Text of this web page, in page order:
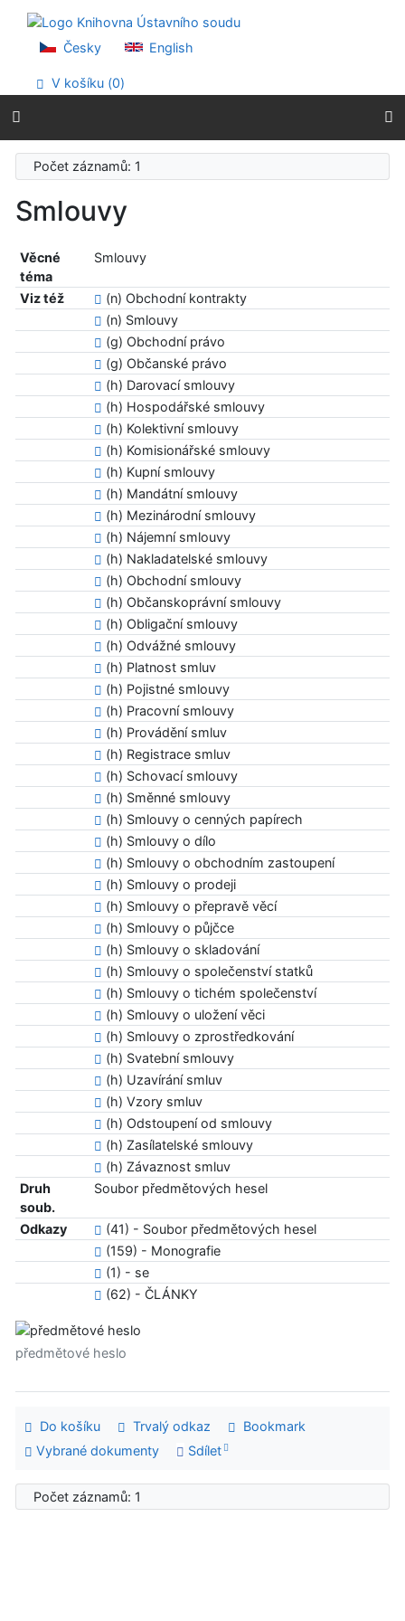
Přejít na menu
Prohlášení o webové přístupnosti
Česky English
V košíku (0)
Počet záznamů: 1
Smlouvy
Věcné
téma
Smlouvy
Viz též
(n) Obchodní kontrakty
(n) Smlouvy
(g) Obchodní právo
(g) Občanské právo
(h) Darovací smlouvy
(h) Hospodářské smlouvy
(h) Kolektivní smlouvy
(h) Komisionářské smlouvy
(h) Kupní smlouvy
(h) Mandátní smlouvy
(h) Mezinárodní smlouvy
(h) Nájemní smlouvy
(h) Nakladatelské smlouvy
(h) Obchodní smlouvy
(h) Občanskoprávní smlouvy
(h) Obligační smlouvy
(h) Odvážné smlouvy
(h) Platnost smluv
(h) Pojistné smlouvy
(h) Pracovní smlouvy
(h) Provádění smluv
(h) Registrace smluv
(h) Schovací smlouvy
(h) Směnné smlouvy
(h) Smlouvy o cenných papírech
(h) Smlouvy o dílo
(h) Smlouvy o obchodním zastoupení
(h) Smlouvy o prodeji
(h) Smlouvy o přepravě věcí
(h) Smlouvy o půjčce
(h) Smlouvy o skladování
(h) Smlouvy o společenství statků
(h) Smlouvy o tichém společenství
(h) Smlouvy o uložení věci
(h) Smlouvy o zprostředkování
(h) Svatební smlouvy
(h) Uzavírání smluv
(h) Vzory smluv
(h) Odstoupení od smlouvy
(h) Zasílatelské smlouvy
(h) Závaznost smluv
Druh
soub.
Soubor předmětových hesel
Odkazy
(41) - Soubor předmětových hesel
(159) - Monografie
(1) - se
(62) - ČLÁNKY
předmětové heslo
Do košíku Trvalý odkaz
Bookmark
Vybrané dokumenty
Sdílet
Počet záznamů: 1